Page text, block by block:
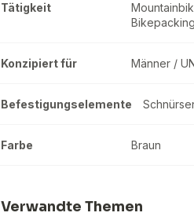
Tätigkeit
Bikepacking
Konzipiert für Männer /
Befestigungselemente
Farbe Braun
Verwandte Themen